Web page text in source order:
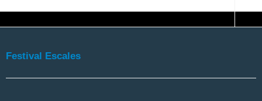
Festival Escales